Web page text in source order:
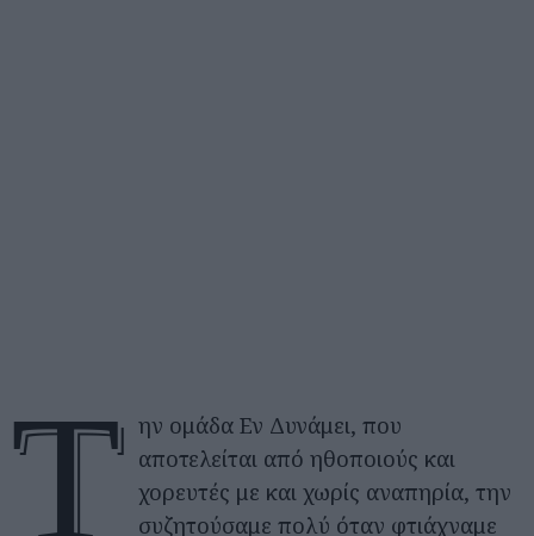
Τ
ην ομάδα Εν Δυνάμει, που
αποτελείται από ηθοποιούς και
χορευτές με και χωρίς αναπηρία, την
συζητούσαμε πολύ όταν φτιάχναμε